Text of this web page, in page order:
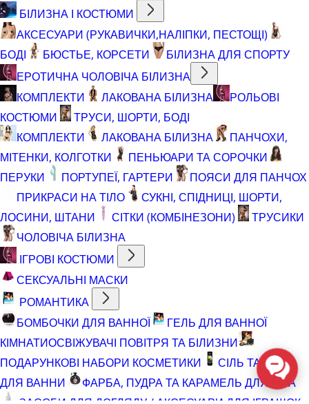
БІЛИЗНА І КОСТЮМИ
АКСЕСУАРИ (РУКАВИЧКИ,НАЛІПКИ, ПЕСТОЩІ)
БОДІ
БЮСТЬЕ, КОРСЕТИ
БІЛИЗНА ДЛЯ СПОРТУ
ЕРОТИЧНА ЧОЛОВІЧА БІЛИЗНА
КОМПЛЕКТИ
ЛАКОВАНА БІЛИЗНА
РОЛЬОВІ
КОСТЮМИ
ТРУСИ, ШОРТИ, БОДІ
КОМПЛЕКТИ
ЛАКОВАНА БІЛИЗНА
ПАНЧОХИ,
МІТЕНКИ, КОЛГОТКИ
ПЕНЬЮАРИ ТА СОРОЧКИ
ПЕРУКИ
ПОРТУПЕЇ, ГАРТЕРИ
ПОЯСИ ДЛЯ ПАНЧОХ
ПРИКРАСИ НА ТІЛО
СУКНІ, СПІДНИЦІ, ШОРТИ,
ЛОСИНИ, ШТАНИ
СІТКИ (КОМБІНЕЗОНИ)
ТРУСИКИ
ЧОЛОВІЧА БІЛИЗНА
ІГРОВІ КОСТЮМИ
СЕКСУАЛЬНІ МАСКИ
РОМАНТИКА
БОМБОЧКИ ДЛЯ ВАННОЇ
ГЕЛЬ ДЛЯ ВАННОЇ
КІМНАТИОСВІЖУВАЧІ ПОВІТРЯ ТА БІЛИЗНИ
ПОДАРУНКОВІ НАБОРИ КОСМЕТИКИ
СІЛЬ ТА ПІНА
ДЛЯ ВАННИ
ФАРБА, ПУДРА ТА КАРАМЕЛЬ ДЛЯ ТІЛА